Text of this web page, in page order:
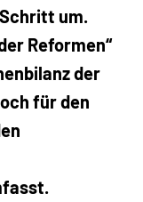
um.
Reformen“
der
für den